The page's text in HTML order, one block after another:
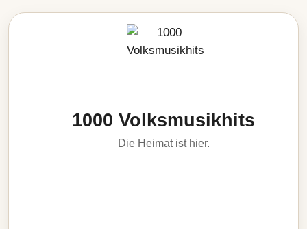
1000 Volksmusikhits
Die Heimat ist hier.